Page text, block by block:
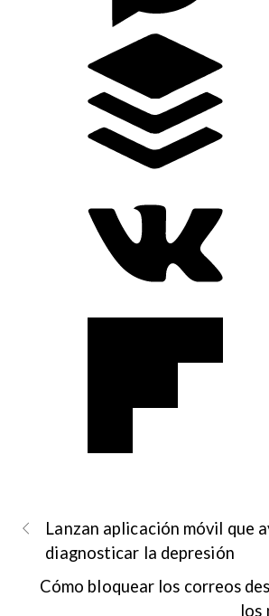
Lanzan aplicación móvil que
diagnosticar la depresión
Cómo bloquear los correos
los